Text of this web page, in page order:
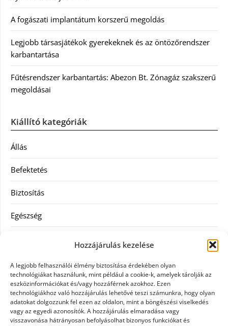
Hozzájárulás kezelése
A legjobb felhasználói élmény biztosítása érdekében olyan
technológiákat használunk, mint például a cookie-k, amelyek tárolják az
eszközinformációkat és/vagy hozzáférnek azokhoz. Ezen
technológiákhoz való hozzájárulás lehetővé teszi számunkra, hogy olyan
adatokat dolgozzunk fel ezen az oldalon, mint a böngészési viselkedés
vagy az egyedi azonosítók. A hozzájárulás elmaradása vagy
visszavonása hátrányosan befolyásolhat bizonyos funkciókat és
A fogászati implantátum korszerű megoldás
Legjobb társasjátékok gyerekeknek és az öntözőrendszer
karbantartása
Fűtésrendszer karbantartás: Abezon Bt. Zónagáz szakszerű
megoldásai
Kiállító kategóriák
Állás
Befektetés
Biztosítás
Egészség
Ingatlan
Művészetek és szórakozás
Múzeumok